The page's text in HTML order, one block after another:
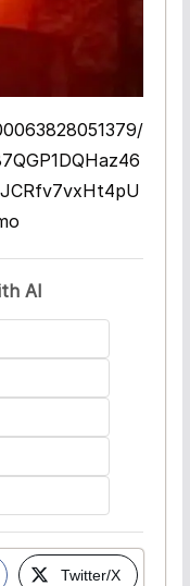
AI
Twitter/X